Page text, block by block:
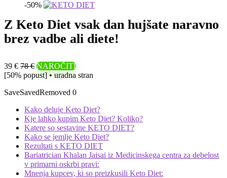
-50%
Z Keto Diet vsak dan hujšate naravno
brez vadbe ali diete!
39 € 78 € NAROČITI
[50% popust] • uradna stran
SaveSavedRemoved 0
Kako deluje Keto Diet?
Kje lahko kupim Keto Diet? Koliko?
Katere so sestavine KETO DIET?
Kako se jemlje Keto Diet?
Rezultati s KETO DIET
Bariatrician Khalan Jaisai iz Medicinskega centra za debelost
v primarni oskrbi pravi:
Mnenja kupcev, ki so preizkusili Keto Diet: